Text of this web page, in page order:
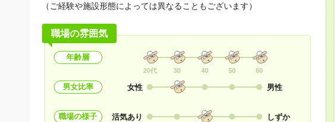
（ご経験や施設形態によっては異なることもございます）
職場の雰囲気
年齢層
20代 30 40 50 60
男女比率 女性 男性
職場の様子 活気あり しずか